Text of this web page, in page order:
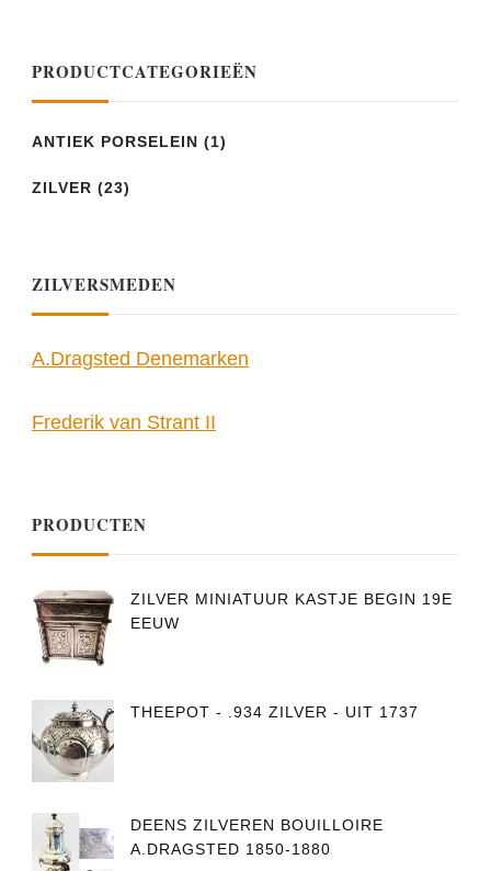
PRODUCTCATEGORIEËN
ANTIEK PORSELEIN (1)
ZILVER (23)
ZILVERSMEDEN
A.Dragsted Denemarken
Frederik van Strant II
PRODUCTEN
ZILVER MINIATUUR KASTJE BEGIN 19E
EEUW
THEEPOT - .934 ZILVER - UIT 1737
DEENS ZILVEREN BOUILLOIRE
A.DRAGSTED 1850-1880